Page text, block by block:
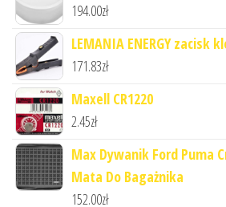
194.00zł
LEMANIA ENERGY zacisk
171.83zł
Maxell CR1220
2.45zł
Max Dywanik Ford Puma
Mata Do Bagażnika
152.00zł